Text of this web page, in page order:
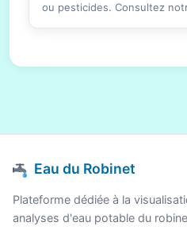
ou pesticides. Consultez
Eau du Robinet
Plateforme dédiée à la
analyses d'eau potable du